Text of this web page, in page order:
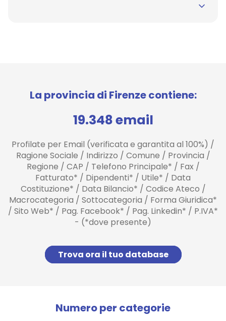
La provincia di Firenze contiene:
19.348 email
Profilate per Email (verificata e garantita al 100%) /
Ragione Sociale / Indirizzo / Comune / Provincia /
Regione / CAP / Telefono Principale* / Fax /
Fatturato* / Dipendenti* / Utile* / Data
Costituzione* / Data Bilancio* / Codice Ateco /
Macrocategoria / Sottocategoria / Forma Giuridica*
/ Sito Web* / Pag. Facebook* / Pag. Linkedin* / P.IVA*
- (*dove presente)
Trova ora il tuo database
Numero per categorie